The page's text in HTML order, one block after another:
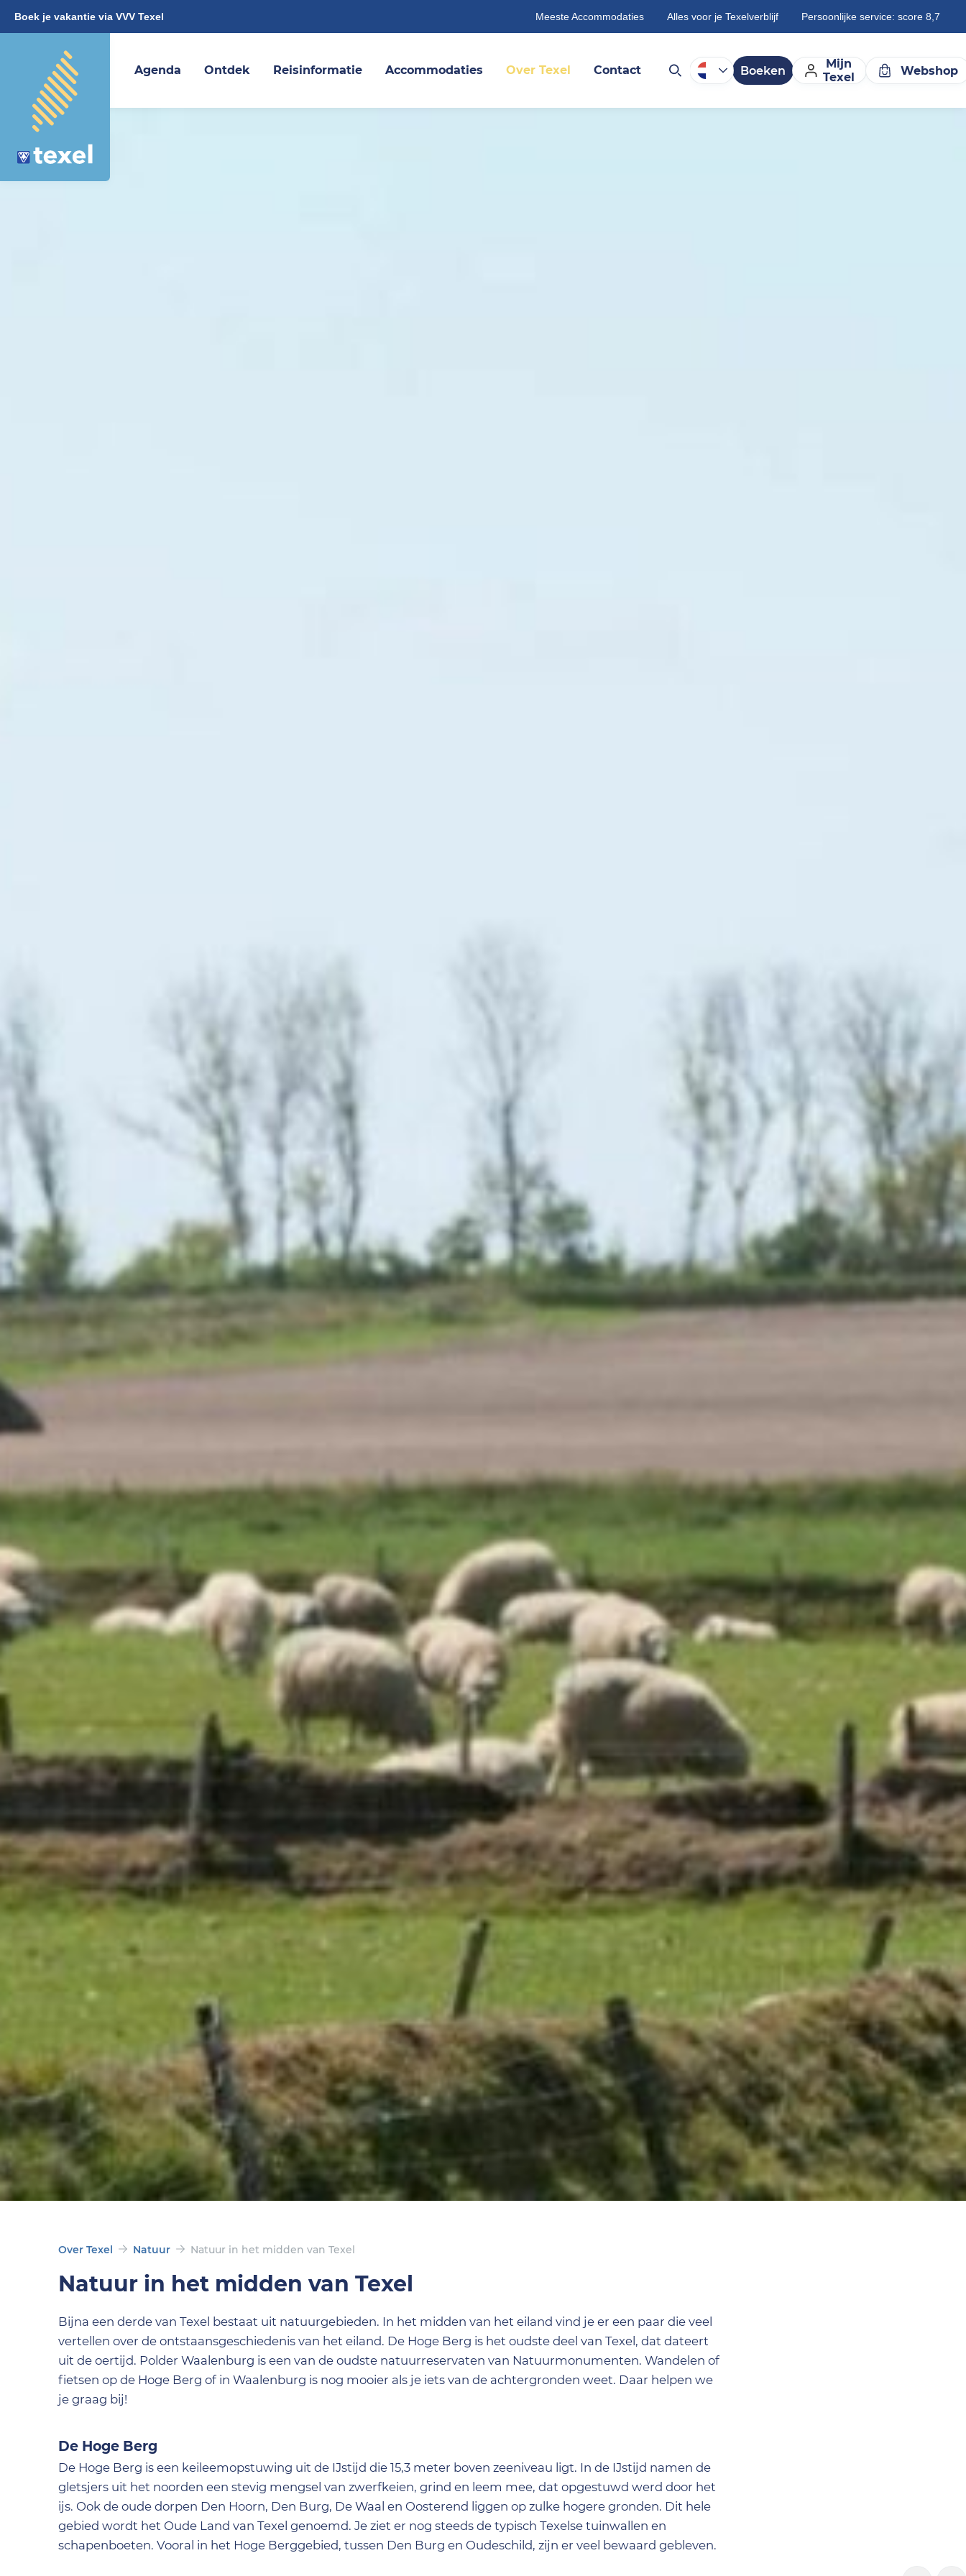
Boek je vakantie via VVV Texel Meeste Accommodaties Alles voor je Texelverblijf Persoonlijke service: score 8,7
Agenda Ontdek Reisinformatie Accommodaties Over Texel Contact Boeken
Mijn
Texel
Webshop
Over Texel Natuur Natuur in het midden van Texel
Natuur in het midden van Texel
Bijna een derde van Texel bestaat uit natuurgebieden. In het midden van het eiland vind je er een paar die veel
vertellen over de ontstaansgeschiedenis van het eiland. De Hoge Berg is het oudste deel van Texel, dat dateert
uit de oertijd. Polder Waalenburg is een van de oudste natuurreservaten van Natuurmonumenten. Wandelen of
fietsen op de Hoge Berg of in Waalenburg is nog mooier als je iets van de achtergronden weet. Daar helpen we
je graag bij!
De Hoge Berg
De Hoge Berg is een keileemopstuwing uit de IJstijd die 15,3 meter boven zeeniveau ligt. In de IJstijd namen de
gletsjers uit het noorden een stevig mengsel van zwerfkeien, grind en leem mee, dat opgestuwd werd door het
ijs. Ook de oude dorpen Den Hoorn, Den Burg, De Waal en Oosterend liggen op zulke hogere gronden. Dit hele
gebied wordt het Oude Land van Texel genoemd. Je ziet er nog steeds de typisch Texelse tuinwallen en
schapenboeten. Vooral in het Hoge Berggebied, tussen Den Burg en Oudeschild, zijn er veel bewaard gebleven.